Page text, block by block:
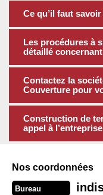
Ce qu’il faut
Les procédures à
détaillé
Contactez la
Couverture pour
Construction de
appel à
Nos coordonnées
Bureau